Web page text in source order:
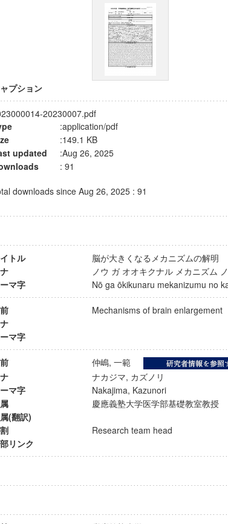
プション
20230007.pdf
:application/pdf
:149.1 KB
updated
:Aug 26, 2025
: 91
downloads since Aug 26, 2025 : 91
トル
脳が大きくなるメカニズムの解
ノウ ガ オオキクナル メカニズ
マ字
Nō ga ōkikunaru mekanizumu
Mechanisms of brain
マ字
仲嶋, 一範
ナカジマ, カズノリ
マ字
Nakajima, Kazunori
慶應義塾大学医学部基礎教室教
(翻訳)
Research team head
リンク